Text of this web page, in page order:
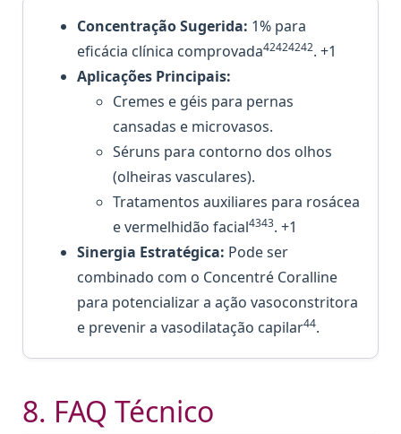
Concentração Sugerida: 1% para
eficácia clínica comprovada42424242. +1
Aplicações Principais:
Cremes e géis para pernas
cansadas e microvasos.
Séruns para contorno dos olhos
(olheiras vasculares).
Tratamentos auxiliares para rosácea
e vermelhidão facial4343. +1
Sinergia Estratégica: Pode ser
combinado com o Concentré Coralline
para potencializar a ação vasoconstritora
e prevenir a vasodilatação capilar44.
8. FAQ Técnico